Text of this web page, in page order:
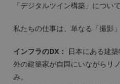
「デジタルツイン構築」につい
私たちの仕事は、単なる「撮影
インフラのDX： 日本にある建
外の建築家が自国にいながらリ
み。